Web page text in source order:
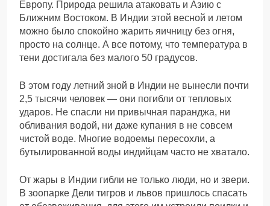
Европу. Природа решила атаковать и Азию с
Ближним Востоком. В Индии этой весной и летом
можно было спокойно жарить яичницу без огня,
просто на солнце. А все потому, что температура в
тени достигала без малого 50 градусов.
В этом году летний зной в Индии не вынесли почти
2,5 тысячи человек — они погибли от тепловых
ударов. Не спасли ни привычная паранджа, ни
обливания водой, ни даже купания в не совсем
чистой воде. Многие водоемы пересохли, а
бутылированной воды индийцам часто не хватало.
От жары в Индии гибли не только люди, но и звери.
В зоопарке Дели тигров и львов пришлось спасать